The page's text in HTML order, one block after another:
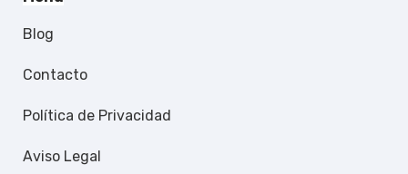
Blog
Contacto
Política de Privacidad
Aviso Legal